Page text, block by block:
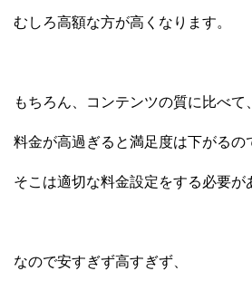
むしろ高額な方が高くなります。
もちろん、コンテンツの質に比べて、
料金が高過ぎると満足度は下がるの
そこは適切な料金設定をする必要が
なので安すぎず高すぎず、